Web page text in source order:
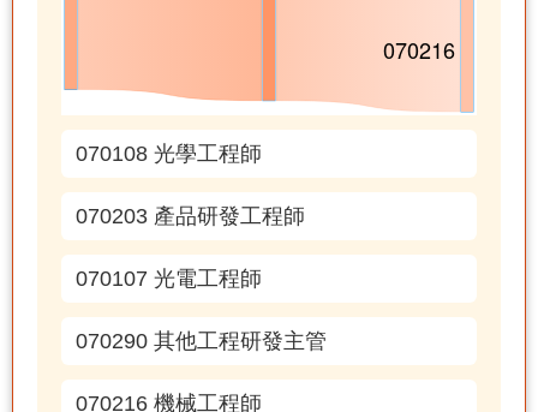
070108 光學工程師
070203 產品研發工程師
070107 光電工程師
070290 其他工程研發主管
070216 機械工程師